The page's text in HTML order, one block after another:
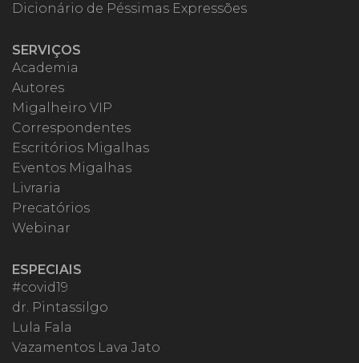
Dicionário de Péssimas Expressões
SERVIÇOS
Academia
Autores
Migalheiro VIP
Correspondentes
Escritórios Migalhas
Eventos Migalhas
Livraria
Precatórios
Webinar
ESPECIAIS
#covid19
dr. Pintassilgo
Lula Fala
Vazamentos Lava Jato